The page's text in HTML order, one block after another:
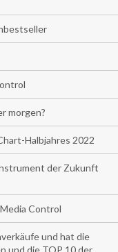
morgen?
Halbjahres 2022
der Zukunft
Control
und hat die
und die TOP 10 der